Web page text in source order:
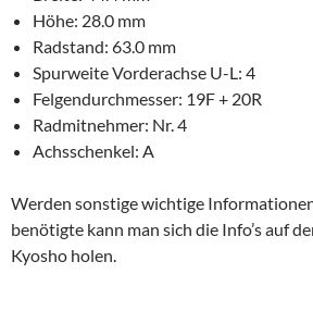
Höhe: 28.0 mm
Radstand: 63.0 mm
Spurweite Vorderachse U-L: 4
Felgendurchmesser: 19F + 20R
Radmitnehmer: Nr. 4
Achsschenkel: A
Werden sonstige wichtige
benötigte kann man sich die Info’s auf
Kyosho holen.